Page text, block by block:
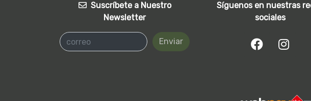
Suscríbete a Nuestro
Newsletter
Enviar
Síguenos en nuestras
sociales